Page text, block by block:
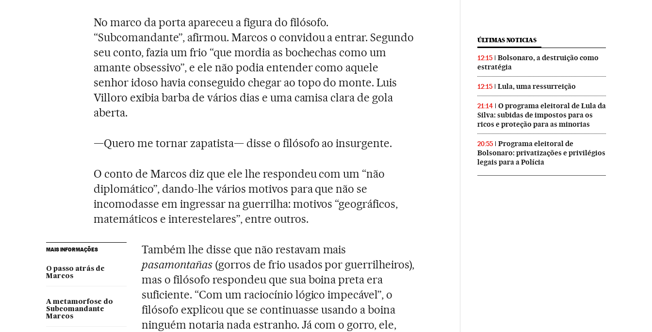
No marco da porta apareceu a figura do filósofo.
“Subcomandante”, afirmou. Marcos o convidou a entrar. Segundo
seu conto, fazia um frio “que mordia as bochechas como um
amante obsessivo”, e ele não podia entender como aquele
senhor idoso havia conseguido chegar ao topo do monte. Luis
Villoro exibia barba de vários dias e uma camisa clara de gola
aberta.
—Quero me tornar zapatista— disse o filósofo ao insurgente.
O conto de Marcos diz que ele lhe respondeu com um “não
diplomático”, dando-lhe vários motivos para que não se
incomodasse em ingressar na guerrilha: motivos “geográficos,
matemáticos e interestelares”, entre outros.
MAIS INFORMAÇÕES
O passo atrás de
Marcos
A metamorfose do
Subcomandante
Marcos
Também lhe disse que não restavam mais
pasamontañas(gorros de frio usados por guerrilheiros),
mas o filósofo respondeu que sua boina preta era
suficiente. “Com um raciocínio lógico impecável”, o
filósofo explicou que se continuasse usando a boina
ninguém notaria nada estranho. Já com o gorro, ele,
ÚLTIMAS NOTICIAS
12:15
Bolsonaro, a destruição como
estratégia
12:15 Lula, uma ressurreição
21:14
O programa eleitoral de Lula da
Silva: subidas de impostos para os
ricos e proteção para as minorias
20:55
Programa eleitoral de
Bolsonaro: privatizações e privilégios
legais para a Polícia